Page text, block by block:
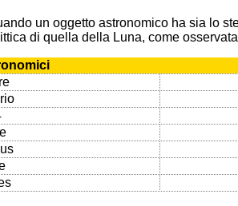
un oggetto astronomico ha sia lo
di quella della Luna, come